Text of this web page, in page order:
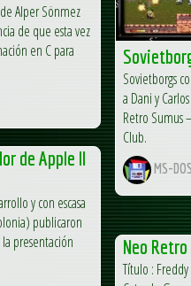
Sovietborgs
a Dani y
Retro Sumus
Club.
MS-
Alper Sönmez
de que esta vez
en C para
de Apple II
y con escasa
publicaron
presentación
Neo
Título :